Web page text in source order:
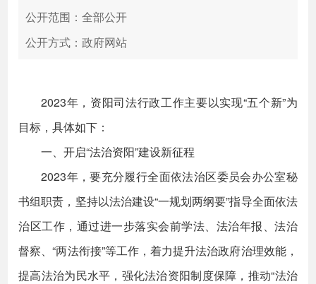
公开范围：全部公开
公开方式：政府网站
2023年，资阳司法行政工作主要以实现“五个新”为
目标，具体如下：
一、开启“法治资阳”建设新征程
2023年，要充分履行全面依法治区委员会办公室秘
书组职责，坚持以法治建设“一规划两纲要”指导全面依法
治区工作，通过进一步落实会前学法、法治年报、法治
督察、“两法衔接”等工作，着力提升法治政府治理效能，
提高法治为民水平，强化法治资阳制度保障，推动“法治